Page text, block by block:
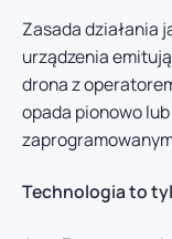
Zasada działania
urządzenia
drona z
opada pionowo
Technologia to